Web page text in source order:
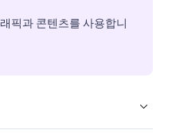
픽과 콘텐츠를 사용합니